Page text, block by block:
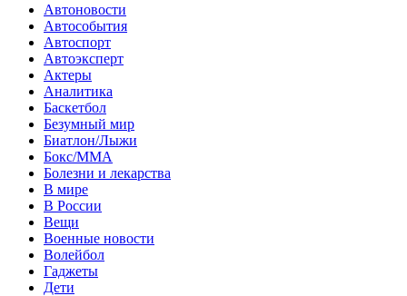
Автоновости
Автособытия
Автоспорт
Автоэксперт
Актеры
Аналитика
Баскетбол
Безумный мир
Биатлон/Лыжи
Бокс/MMA
Болезни и лекарства
В мире
В России
Вещи
Военные новости
Волейбол
Гаджеты
Дети